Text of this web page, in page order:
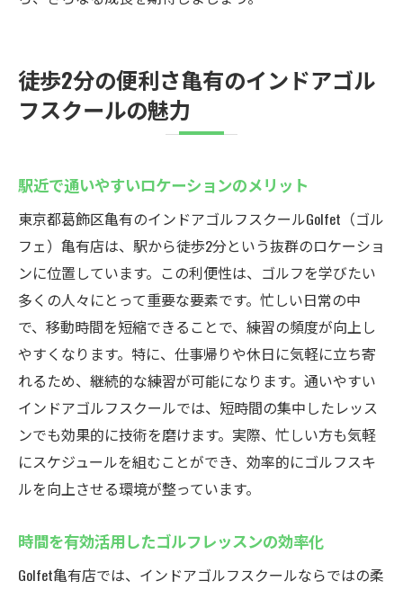
徒歩2分の便利さ亀有のインドアゴル
フスクールの魅力
駅近で通いやすいロケーションのメリット
東京都葛飾区亀有のインドアゴルフスクールGolfet（ゴル
フェ）亀有店は、駅から徒歩2分という抜群のロケーショ
ンに位置しています。この利便性は、ゴルフを学びたい
多くの人々にとって重要な要素です。忙しい日常の中
で、移動時間を短縮できることで、練習の頻度が向上し
やすくなります。特に、仕事帰りや休日に気軽に立ち寄
れるため、継続的な練習が可能になります。通いやすい
インドアゴルフスクールでは、短時間の集中したレッス
ンでも効果的に技術を磨けます。実際、忙しい方も気軽
にスケジュールを組むことができ、効率的にゴルフスキ
ルを向上させる環境が整っています。
時間を有効活用したゴルフレッスンの効率化
Golfet亀有店では、インドアゴルフスクールならではの柔